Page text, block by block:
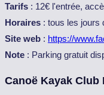
Tarifs : 12€ l'entrée,
Horaires : tous les jours
Site web : https://
Note : Parking gratuit
Canoë Kayak Club